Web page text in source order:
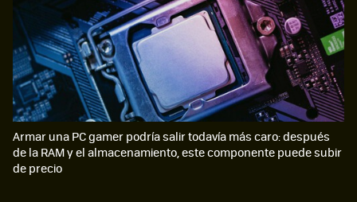
Armar una PC gamer podría salir todavía más caro: después
de la RAM y el almacenamiento, este componente puede subir
de precio